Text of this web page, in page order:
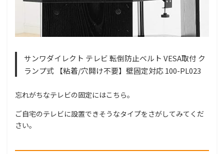
サンワダイレクト テレビ 転倒防止ベルト VESA取付 ク
ランプ式 【粘着/穴開け不要】壁固定対応 100-PL023
忘れがちなテレビの固定にはこちら。
ご自宅のテレビに設置できそうなタイプをさがしてみてくだ
さい。